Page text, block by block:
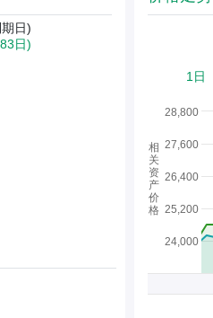
日)
日)
1日
24,000
26,400
28,800
25,200
27,600
相
关
资
产
价
格